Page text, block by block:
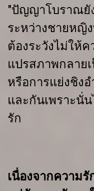
"ปัญญาโบราณยั
ระหว่างชายหญิ
ต้องระวังไม่ให้
แปรสภาพกลาย
หรือการแย่งชิง
และกันเพราะนั่
รัก
เนื่องจากความ